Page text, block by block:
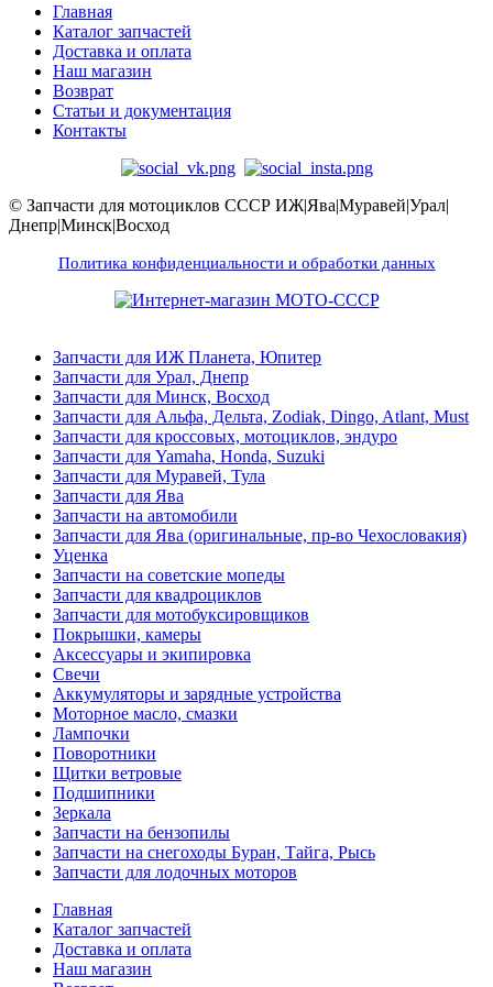
Главная
Каталог запчастей
Доставка и оплата
Наш магазин
Возврат
Статьи и документация
Контакты
© Запчасти для мотоциклов СССР ИЖ|Ява|Муравей|Урал|
Днепр|Минск|Восход
Политика конфиденциальности и обработки данных
Запчасти для ИЖ Планета, Юпитер
Запчасти для Урал, Днепр
Запчасти для Минск, Восход
Запчасти для Альфа, Дельта, Zodiak, Dingo, Atlant, Must
Запчасти для кроссовых, мотоциклов, эндуро
Запчасти для Yamaha, Honda, Suzuki
Запчасти для Муравей, Тула
Запчасти для Ява
Запчасти на автомобили
Запчасти для Ява (оригинальные, пр-во Чехословакия)
Уценка
Запчасти на советские мопеды
Запчасти для квадроциклов
Запчасти для мотобуксировщиков
Покрышки, камеры
Аксессуары и экипировка
Свечи
Аккумуляторы и зарядные устройства
Моторное масло, смазки
Лампочки
Поворотники
Щитки ветровые
Подшипники
Зеркала
Запчасти на бензопилы
Запчасти на снегоходы Буран, Тайга, Рысь
Запчасти для лодочных моторов
Главная
Каталог запчастей
Доставка и оплата
Наш магазин